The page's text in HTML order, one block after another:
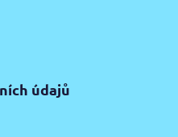
údajů